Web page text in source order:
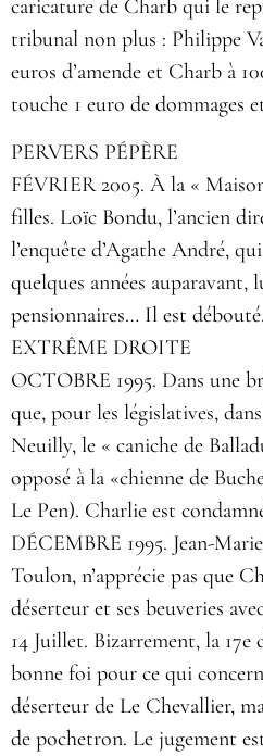
caricature de Charb qui le
tribunal non plus : Philippe
euros d’amende et Charb à
touche 1 euro de
PERVERS PÉPÈRE
FÉVRIER 2005. À la «
filles. Loïc Bondu, l’ancien
l’enquête d’Agathe André,
quelques années
pensionnaires… Il est
EXTRÊME DROITE
OCTOBRE 1995. Dans une
que, pour les législatives,
Neuilly, le « caniche de
opposé à la «chienne de
Le Pen). Charlie est
DÉCEMBRE 1995. Jean-
Toulon, n’apprécie pas que
déserteur et ses beuveries
14 Juillet. Bizarrement, la
bonne foi pour ce qui
déserteur de Le Chevallier,
de pochetron. Le jugement